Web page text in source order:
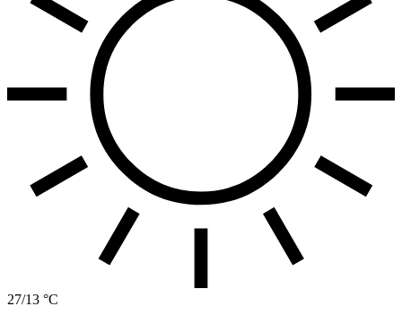
27/13 °C